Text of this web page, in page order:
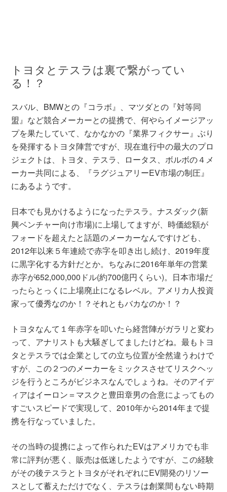
トヨタとテスラは裏で繋がってい
る！？
スバル、BMWとの『コラボ』、マツダとの『対等同
盟』など競合メーカーとの提携で、何やらイメージアッ
プを果たしていて、なかなかの『業界フィクサー』ぶり
を発揮するトヨタ陣営ですが、現在進行中の最大のプロ
ジェクトは、トヨタ、テスラ、ロータス、ボルボの４メ
ーカー共同による、『ラグジュアリーEV市場の制圧』
にあるようです。
日本でも見かけるようになったテスラ。ナスダック(新
興ベンチャー向け市場)に上場してますが、時価総額が
フォードを超えたと話題のメーカーなんですけども、
2012年以来５年連続で赤字を叩き出し続け、2019年度
に黒字化する方針だとか。ちなみに2016年単年の営業
赤字が652,000,000ドル(約700億円くらい)。日本市場だ
ったらとっくに上場廃止になるレベル。アメリカ人投資
家って優秀なのか！？それともバカなのか！？
トヨタなんて１年赤字を叩いたら経営陣がガラリと変わ
って、アナリストも大騒ぎしてましたけどね。最もトヨ
タとテスラでは企業としての立ち位置が全然違うわけで
すが、この２つのメーカーをミックスさせてリスクヘッ
ジを行うところがビジネスなんでしょうね。そのアイデ
ィアはイーロン＝マスクと豊田章男の合意によってもの
すごいスピードで実現して、2010年から2014年まで提
携を行なっていました。
その当時の提携によって作られたEVはアメリカでも非
常に評判が悪く、販売は低迷したようですが、この経験
がその後テスラとトヨタがそれぞれにEV開発のリソー
スとして蓄えただけでなく、テスラは創業間もない時期